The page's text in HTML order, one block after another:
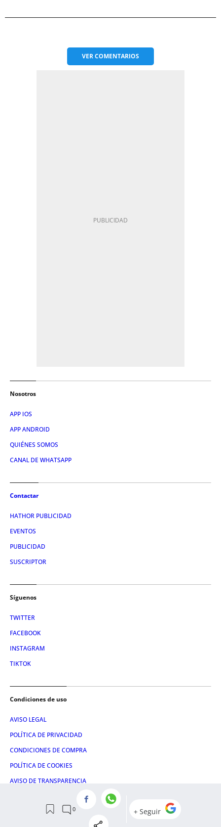
VERCOMENTARIOS
Nosotros
APP IOS
APP ANDROID
QUIÉNES SOMOS
CANAL DE WHATSAPP
Contactar
HATHOR PUBLICIDAD
EVENTOS
PUBLICIDAD
SUSCRIPTOR
Síguenos
TWITTER
FACEBOOK
INSTAGRAM
TIKTOK
Condiciones de uso
AVISO LEGAL
POLÍTICA DE PRIVACIDAD
CONDICIONES DE COMPRA
POLÍTICA DE COOKIES
AVISO DE TRANSPARENCIA